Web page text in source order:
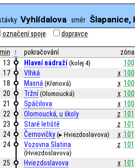
Vyhlídalova směr Šlapanice,
označení spoje dopravce
min ↑ pokračování
zóna
13
Hlavní nádraží (kolej 4)
100
17
Vlhká x 100
18
Masná (Křenová) x 100
20
Tržní (Olomoucká) x 100
21
Spáčilova x 100
22
Olomoucká, u školy z 101
23
Staré letiště z 101
24
Černovičky (▸ Hviezdoslavova) x 101
24
Vozovna Slatina
(Hviezdoslavova)
z 101
25 Hviezdoslavova x 101